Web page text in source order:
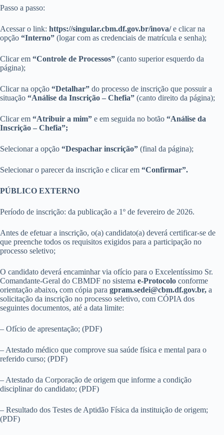
Passo a passo:
Acessar o link: https://singular.cbm.df.gov.br/inova/e clicar na
opção “Interno” (logar com as credenciais de matrícula e senha);
Clicar em “Controle de Processos” (canto superior esquerdo da
página);
Clicar na opção “Detalhar” do processo de inscrição que possuir a
situação “Análise da Inscrição – Chefia” (canto direito da página);
Clicar em “Atribuir a mim” e em seguida no botão “Análise da
Inscrição – Chefia”;
Selecionar a opção “Despachar inscrição” (final da página);
Selecionar o parecer da inscrição e clicar em “Confirmar”.
PÚBLICO EXTERNO
Período de inscrição: da publicação a 1º de fevereiro de 2026.
Antes de efetuar a inscrição, o(a) candidato(a) deverá certificar-se de
que preenche todos os requisitos exigidos para a participação no
processo seletivo;
O candidato deverá encaminhar via ofício para o Excelentíssimo Sr.
Comandante-Geral do CBMDF no sistema e-Protocolo conforme
orientação abaixo, com cópia para gpram.sedei@cbm.df.gov.br, a
solicitação da inscrição no processo seletivo, com CÓPIA dos
seguintes documentos, até a data limite:
– Ofício de apresentação; (PDF)
– Atestado médico que comprove sua saúde física e mental para o
referido curso; (PDF)
– Atestado da Corporação de origem que informe a condição
disciplinar do candidato; (PDF)
– Resultado dos Testes de Aptidão Física da instituição de origem;
(PDF)